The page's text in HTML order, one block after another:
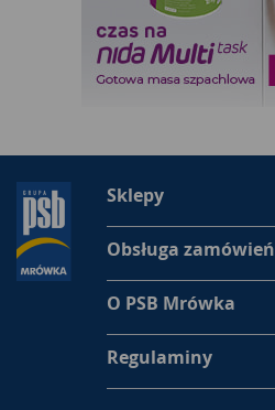
Sklepy
Obsługa zamówień
O PSB Mrówka
Regulaminy